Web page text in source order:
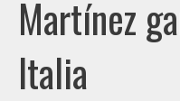
Martínez
Italia